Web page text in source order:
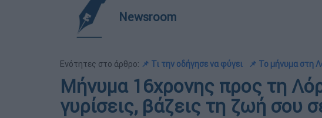
Newsroom
Ενότητες στο άρθρο: 📌 Τι την οδήγησε να φύγει 📌 Το μήνυμα στη
Μήνυμα 16χρονης προς τη
γυρίσεις, βάζεις τη ζωή σου